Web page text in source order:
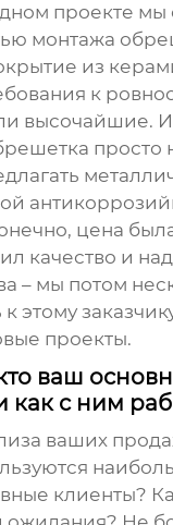
проекте мы
монтажа
из
к
высочайшие.
просто
цена
качество и
– мы потом
этому
проекты.
ваш
как с ним
ваших
клиенты?